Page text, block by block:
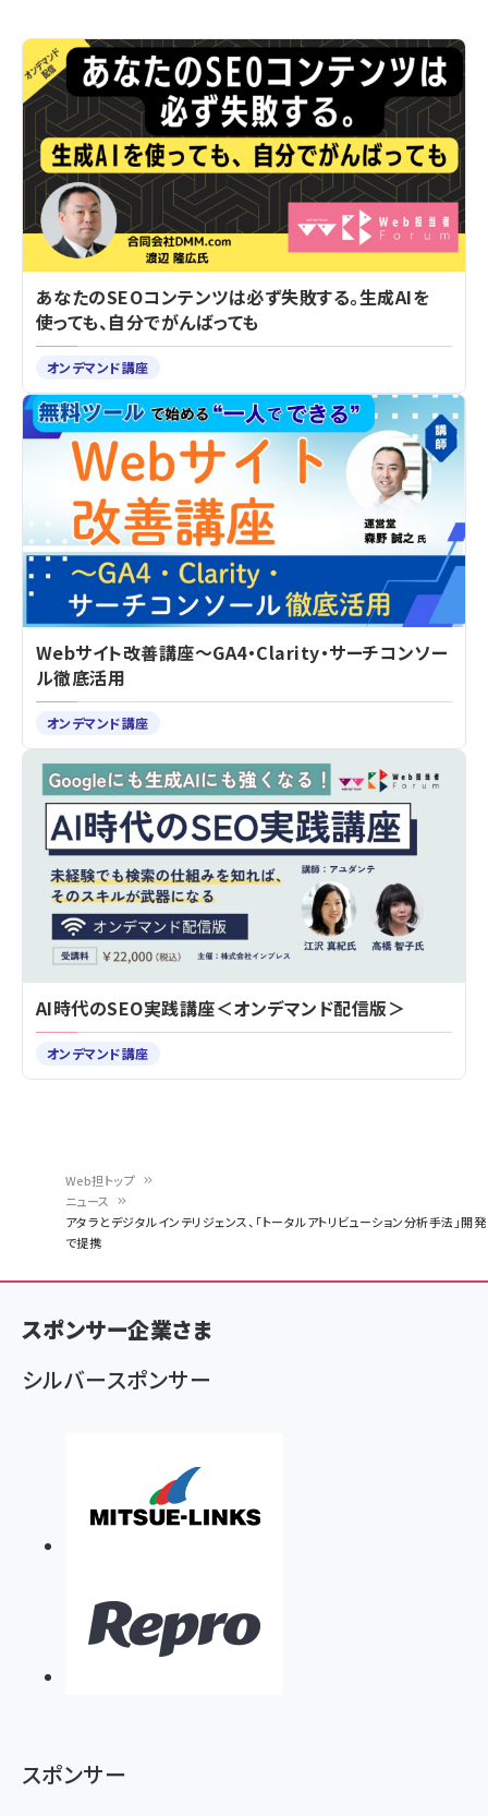
く
ず
Web担トップ
ニュース
アタラとデジタルインテリジェンス、「トータルアトリビューション分析手法」開発
で提携
あなたのSEOコンテンツは必ず失敗する。生成AIを
使っても、自分でがんばっても
オンデマンド講座
Webサイト改善講座～GA4・Clarity・サーチコンソー
ル徹底活用
オンデマンド講座
AI時代のSEO実践講座＜オンデマンド配信版＞
オンデマンド講座
スポンサー企業さま
シルバースポンサー
スポンサー